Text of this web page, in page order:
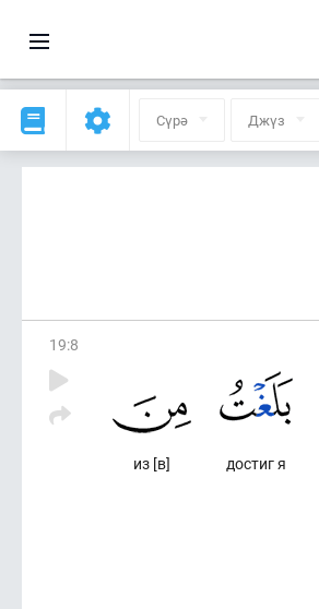
Сүрә Джүз
19:8
достиг я
из [в]